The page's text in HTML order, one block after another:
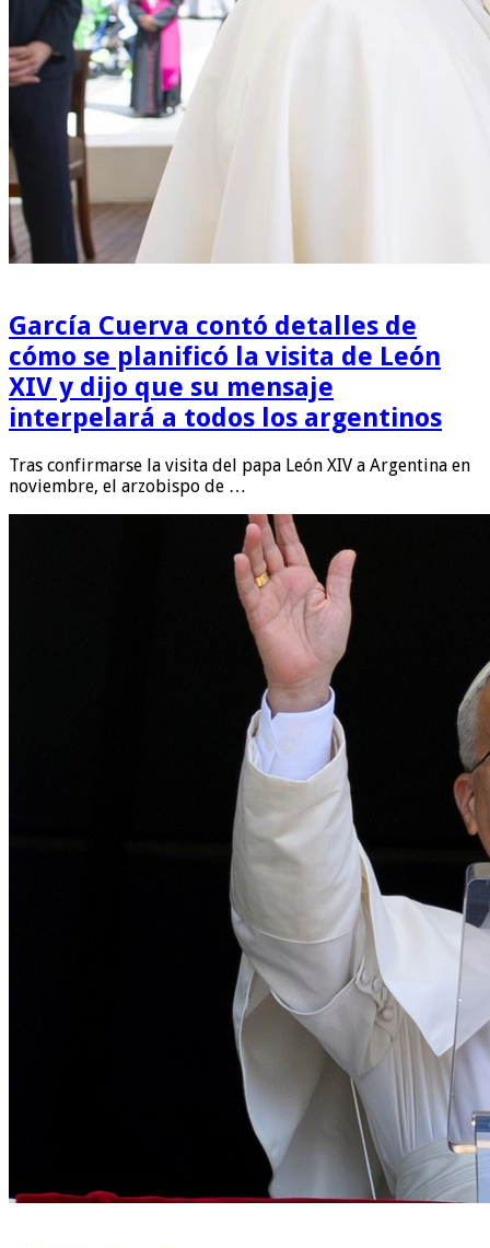
García Cuerva contó detalles de
cómo se planificó la visita de León
XIV y dijo que su mensaje
interpelará a todos los argentinos
Tras confirmarse la visita del papa León XIV a Argentina en
noviembre, el arzobispo de …